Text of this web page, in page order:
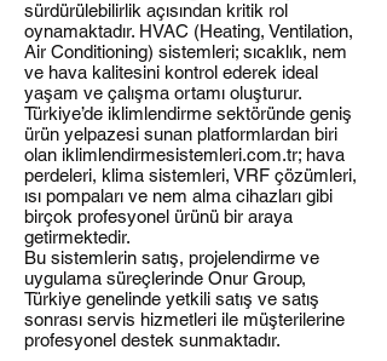
sürdürülebilirlik açısından kritik rol
oynamaktadır. HVAC (Heating, Ventilation,
Air Conditioning) sistemleri; sıcaklık, nem
ve hava kalitesini kontrol ederek ideal
yaşam ve çalışma ortamı oluşturur.
Türkiye’de iklimlendirme sektöründe geniş
ürün yelpazesi sunan platformlardan biri
olan iklimlendirmesistemleri.com.tr; hava
perdeleri, klima sistemleri, VRF çözümleri,
ısı pompaları ve nem alma cihazları gibi
birçok profesyonel ürünü bir araya
getirmektedir.
Bu sistemlerin satış, projelendirme ve
uygulama süreçlerinde Onur Group,
Türkiye genelinde yetkili satış ve satış
sonrası servis hizmetleri ile müşterilerine
profesyonel destek sunmaktadır.